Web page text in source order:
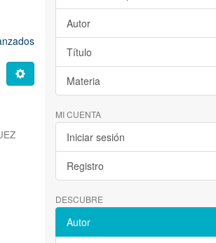
Autor
Título
Materia
MI CUENTA
Iniciar sesión
Registro
DESCUBRE
Autor